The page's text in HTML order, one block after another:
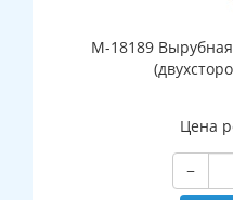
М-18189
Цена
−